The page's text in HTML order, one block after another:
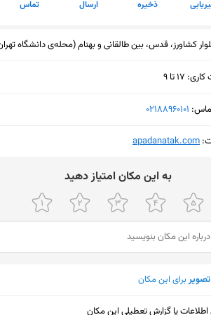
ذخیره ارسال تماس
کشاورز، قدس، بین طالقانی و بهنام (محله‌ی دانشگاه
: ۱۷ تا ۹
۱۳ تا ۹
ثبت
‎02188960101
‎apadanatak.com
ﺑﻪ اﯾﻦ ﻣﮑﺎن اﻣﺘﯿﺎز دﻫﯿﺪ
تصویربرای این مکان
یا گزارش تعطیلی این مکان